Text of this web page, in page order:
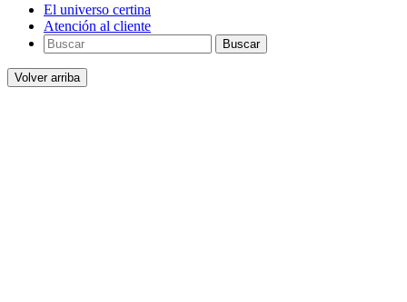
El universo certina
Atención al cliente
Buscar
Volver arriba